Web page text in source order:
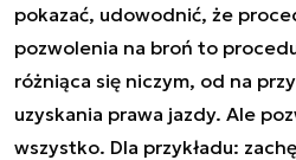
pokazać, udowodnić, że
pozwolenia na broń to
różniąca się niczym, od na
uzyskania prawa jazdy. Ale
wszystko. Dla przykładu: